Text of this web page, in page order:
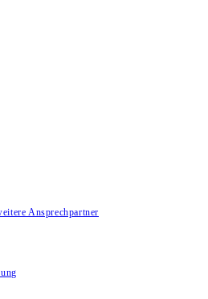
Ansprechpartner